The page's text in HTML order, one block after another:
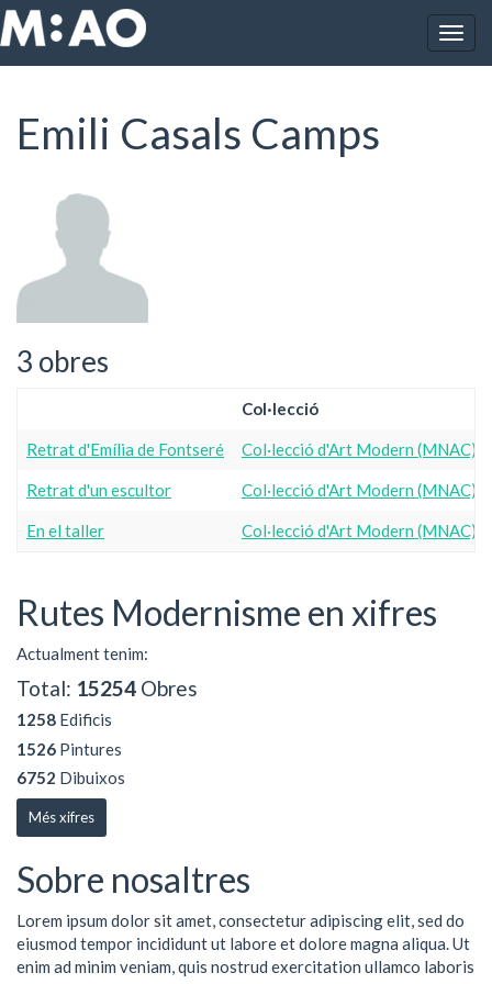
Vés al contingut
Inici Emili Casals Camps
Emili Casals Camps
3 obres
Col·lecció
Retrat d'Emília de Fontseré Col·lecció d'Art Modern (MNAC)
Retrat d'un escultor Col·lecció d'Art Modern (MNAC)
En el taller Col·lecció d'Art Modern (MNAC)
Rutes Modernisme en xifres
Actualment tenim:
Total: 15254 Obres
1258 Edificis
1526 Pintures
6752 Dibuixos
Més xifres
Sobre nosaltres
Lorem ipsum dolor sit amet, consectetur adipiscing elit, sed do
eiusmod tempor incididunt ut labore et dolore magna aliqua. Ut
enim ad minim veniam, quis nostrud exercitation ullamco laboris